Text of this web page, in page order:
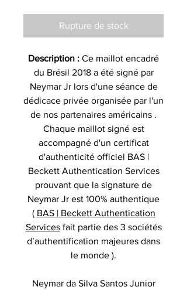
Rupture de stock
Description : Ce maillot encadré
du Brésil 2018 a été signé par
Neymar Jr lors d'une séance de
dédicace privée organisée par l'un
de nos partenaires américains .
Chaque maillot signé est
accompagné d'un certificat
d'authenticité officiel BAS |
Beckett Authentication Services
prouvant que la signature de
Neymar Jr est 100% authentique
( BAS | Beckett Authentication
Servicesfait partie des 3 sociétés
d’authentification majeures dans
le monde ).
Neymar da Silva Santos Junior